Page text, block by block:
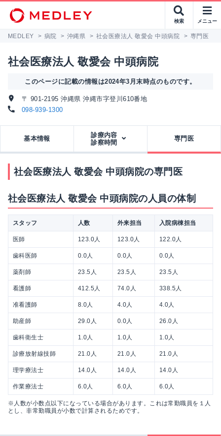
検索 メニュー
MEDLEY > 病院 > 沖縄県 > 社会医療法人 敬愛会 中頭病院 > 専門医
社会医療法人 敬愛会 中頭病院
このページに記載の情報は2024年3月末時点のものです。
〒 901-2195 沖縄県 沖縄市字登川610番地
098-939-1300
基本情報
診療内容
診察時間
専門医
社会医療法人 敬愛会 中頭病院の専門医
社会医療法人 敬愛会 中頭病院の人員の体制
スタッフ 人数 外来担当 入院病棟担当
医師 123.0人 123.0人 122.0人
歯科医師 0.0人 0.0人 0.0人
薬剤師 23.5人 23.5人 23.5人
看護師 412.5人 74.0人 338.5人
准看護師 8.0人 4.0人 4.0人
助産師 29.0人 0.0人 26.0人
歯科衛生士 1.0人 1.0人 1.0人
診療放射線技師 21.0人 21.0人 21.0人
理学療法士 14.0人 14.0人 14.0人
作業療法士 6.0人 6.0人 6.0人
※人数が小数点以下になっている場合があります。これは常勤職員を１人
とし、非常勤職員が小数で計算されるためです。